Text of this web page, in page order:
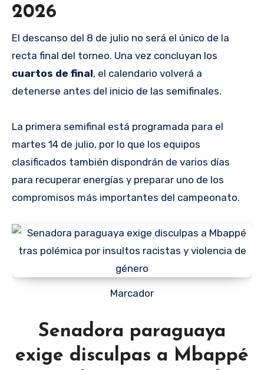
2026
El descanso del 8 de julio no será el único de la
recta final del torneo. Una vez concluyan los
cuartos de final, el calendario volverá a
detenerse antes del inicio de las semifinales.
La primera semifinal está programada para el
martes 14 de julio, por lo que los equipos
clasificados también dispondrán de varios días
para recuperar energías y preparar uno de los
compromisos más importantes del campeonato.
Marcador
Senadora paraguaya
exige disculpas a Mbappé